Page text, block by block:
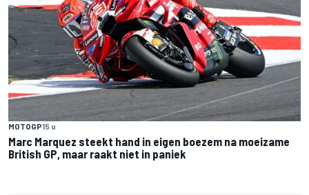
MOTOGP15 u
Marc Marquez steekt hand in eigen boezem na moeizame
British GP, maar raakt niet in paniek